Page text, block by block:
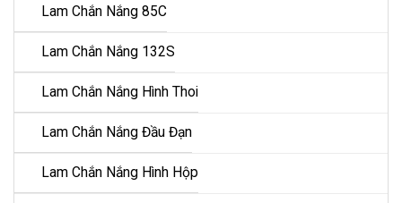
Lam Chắn Nắng 85C
Lam Chắn Nắng 132S
Lam Chắn Nắng Hình Thoi
Lam Chắn Nắng Đầu Đạn
Lam Chắn Nắng Hình Hộp